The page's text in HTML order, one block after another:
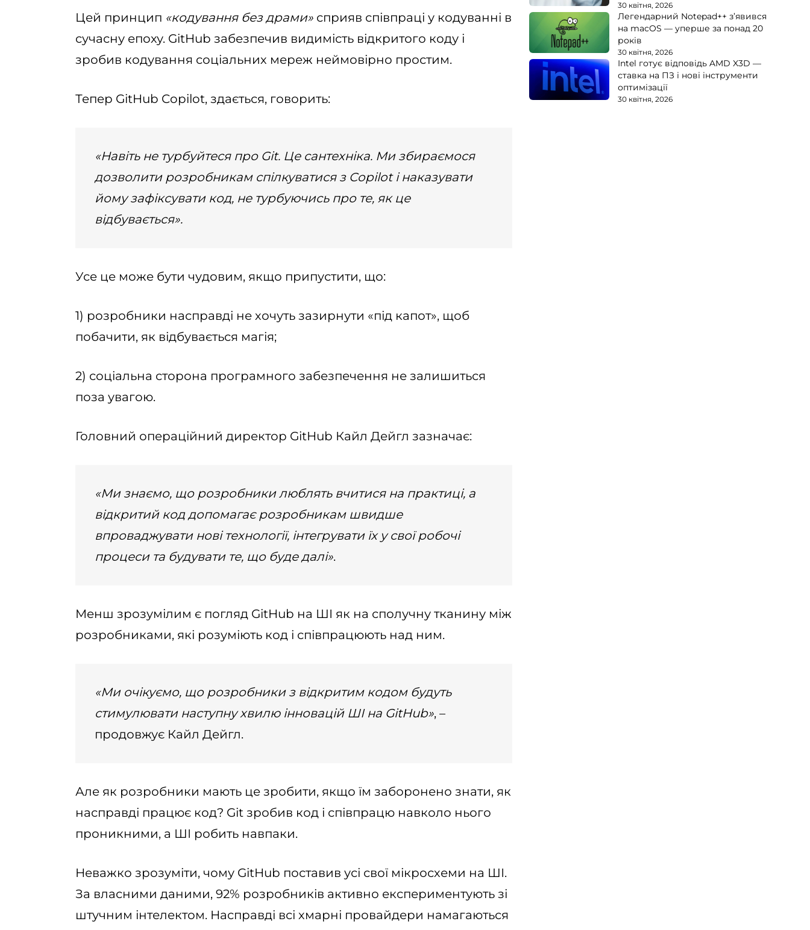
Цей принцип «кодування без драми» сприяв співпраці у кодуванні в
сучасну епоху. GitHub забезпечив видимість відкритого коду і
зробив кодування соціальних мереж неймовірно простим.
Тепер GitHub Copilot, здається, говорить:
«Навіть не турбуйтеся про Git. Це сантехніка. Ми збираємося
дозволити розробникам спілкуватися з Copilot і наказувати
йому зафіксувати код, не турбуючись про те, як це
відбувається».
Усе це може бути чудовим, якщо припустити, що:
1) розробники насправді не хочуть зазирнути «під капот», щоб
побачити, як відбувається магія;
2) соціальна сторона програмного забезпечення не залишиться
поза увагою.
Головний операційний директор GitHub Кайл Дейгл зазначає:
«Ми знаємо, що розробники люблять вчитися на практиці, а
відкритий код допомагає розробникам швидше
впроваджувати нові технології, інтегрувати їх у свої робочі
процеси та будувати те, що буде далі».
Менш зрозумілим є погляд GitHub на ШІ як на сполучну тканину між
розробниками, які розуміють код і співпрацюють над ним.
«Ми очікуємо, що розробники з відкритим кодом будуть
стимулювати наступну хвилю інновацій ШІ на GitHub», –
продовжує Кайл Дейгл.
Але як розробники мають це зробити, якщо їм заборонено знати, як
насправді працює код? Git зробив код і співпрацю навколо нього
проникними, а ШІ робить навпаки.
Неважко зрозуміти, чому GitHub поставив усі свої мікросхеми на ШІ.
За власними даними, 92% розробників активно експериментують зі
штучним інтелектом. Насправді всі хмарні провайдери намагаються
30 квітня, 2026
Легендарний Notepad++ з’явився
на macOS — уперше за понад 20
років
30 квітня, 2026
Intel готує відповідь AMD X3D —
ставка на ПЗ і нові інструменти
оптимізації
30 квітня, 2026